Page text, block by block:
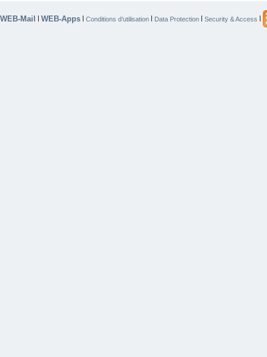
WEB-Mail | WEB-Apps | Conditions d’utilisation | Data Protection | Security & Access |